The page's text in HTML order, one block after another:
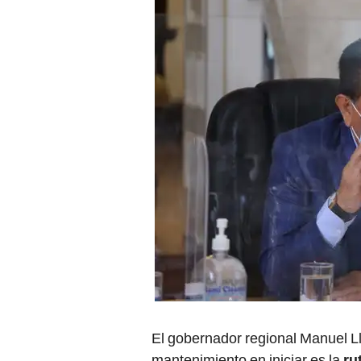
El gobernador regional Manuel